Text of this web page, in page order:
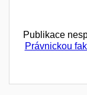
Publikace
Právnickou